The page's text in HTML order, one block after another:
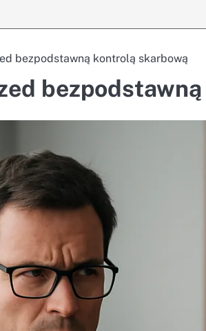
bezpodstawną kontrolą skarbową